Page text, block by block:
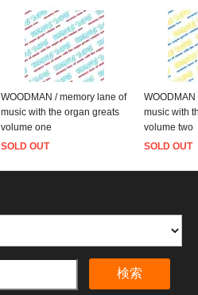
WOODMAN / memory lane of
music with the organ greats
volume one
SOLD OUT
music with
volume two
SOLD OUT
検索